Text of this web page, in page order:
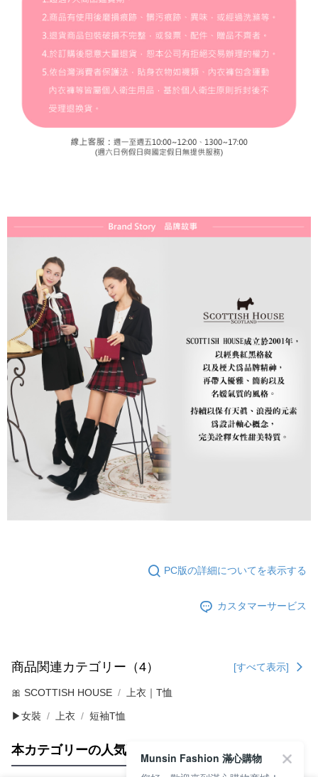
PC版の詳細についてを表示する
カスタマーサービス
商品関連カテゴリー（4） [すべて表示]
🎀 SCOTTISH HOUSE 上衣｜T恤
▶女裝 上衣 短袖T恤
本カテゴリーの人気商品 サイト全体のランキング
Munsin Fashion 滿心購物